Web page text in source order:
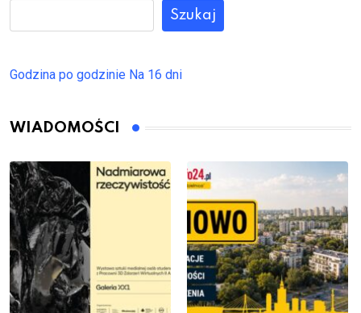
Szukaj
Godzina po godzinie Na 16 dni
WIADOMOŚCI